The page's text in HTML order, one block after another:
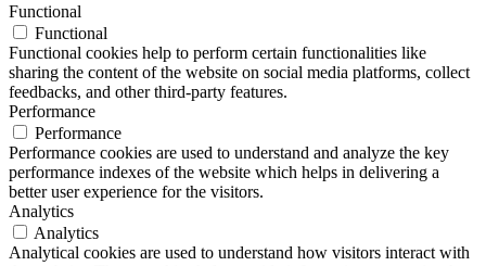
Functional
Functional
Functional cookies help to perform certain functionalities like
sharing the content of the website on social media platforms, collect
feedbacks, and other third-party features.
Performance
Performance
Performance cookies are used to understand and analyze the key
performance indexes of the website which helps in delivering a
better user experience for the visitors.
Analytics
Analytics
Analytical cookies are used to understand how visitors interact with